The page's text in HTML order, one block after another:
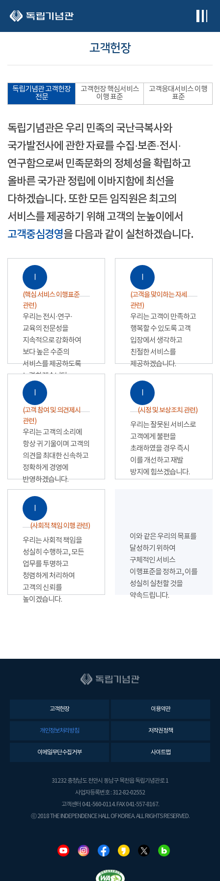
고객헌장
독립기념관 고객헌장
전문
고객헌장 핵심서비스
이행 표준
고객응대서비스 이행
표준
독립기념관은 우리 민족의 국난극복사와
국가발전사에 관한 자료를 수집·보존·전시·
연구함으로써 민족문화의 정체성을 확립하고
올바른 국가관 정립에 이바지함에 최선을
다하겠습니다. 또한 모든 임직원은 최고의
서비스를 제공하기 위해 고객의 눈높이에서
고객중심경영을 다음과 같이 실천하겠습니다.
Ⅰ
(핵심 서비스 이행표준
관련)
우리는 전시·연구·
교육의 전문성을
지속적으로 강화하여
보다 높은 수준의
서비스를 제공하도록
노력하겠습니다.
Ⅰ
(고객을 맞이하는 자세
관련)
우리는 고객이 만족하고
행복할 수 있도록 고객
입장에서 생각하고
친절한 서비스를
제공하겠습니다.
Ⅰ
(고객 참여 및 의견제시
관련)
우리는 고객의 소리에
항상 귀 기울이며 고객의
의견을 최대한 신속하고
정확하게 경영에
반영하겠습니다.
Ⅰ
(시정 및 보상조치 관련)
우리는 잘못된 서비스로
고객에게 불편을
초래하였을 경우 즉시
이를 개선하고 재발
방지에 힘쓰겠습니다.
Ⅰ
(사회적 책임 이행 관련)
우리는 사회적 책임을
성실히 수행하고, 모든
업무를 투명하고
청렴하게 처리하여
고객의 신뢰를
높이겠습니다.
이와 같은 우리의 목표를
달성하기 위하여
구체적인 서비스
이행표준을 정하고, 이를
성실히 실천할 것을
약속드립니다.
고객헌장 이용약관
개인정보처리방침 저작권정책
이메일무단수집거부 사이트맵
31232 충청남도 천안시 동남구 목천읍 독립기념관로 1
사업자등록번호 : 312-82-02552
고객센터 041-560-0114. FAX 041-557-8167.
ⓒ 2018 THE INDEPENDENCE HALL OF KOREA. ALL RIGHTS RESERVED.